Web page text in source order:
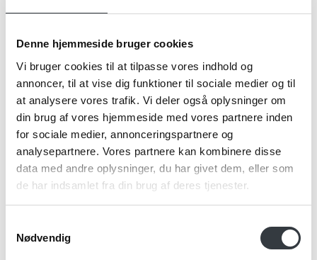
Denne hjemmeside bruger cookies
Vi bruger cookies til at tilpasse vores indhold og
annoncer, til at vise dig funktioner til sociale medier og til
at analysere vores trafik. Vi deler også oplysninger om
din brug af vores hjemmeside med vores partnere inden
for sociale medier, annonceringspartnere og
analysepartnere. Vores partnere kan kombinere disse
data med andre oplysninger, du har givet dem, eller som
de har indsamlet fra din brug af deres tjenester.
Nødvendig
Navn*
Firma*
Telefonnr.*
Email*